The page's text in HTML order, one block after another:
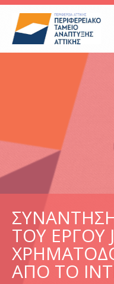
ΤΟΥ ΕΡΓΟΥ
ΑΠΟ ΤΟ